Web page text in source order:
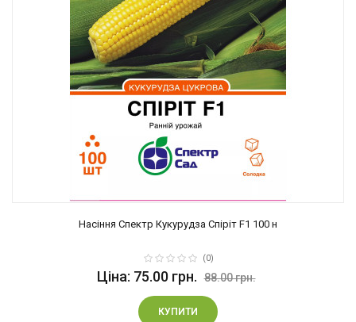
Насіння Спектр Кукурудза Спіріт F1 100 н
(0)
Ціна: 75.00 грн. 88.00 грн.
КУПИТИ